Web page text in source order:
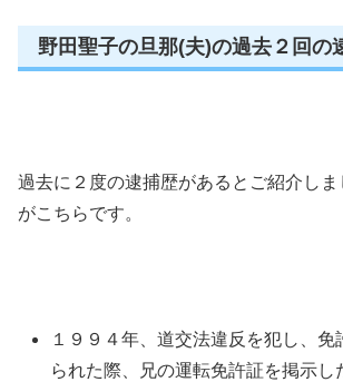
野田聖子の旦那(夫)の過去２回の
過去に２度の逮捕歴があるとご紹介し
がこちらです。
１９９４年、道交法違反を犯し、免
られた際、兄の運転免許証を掲示し